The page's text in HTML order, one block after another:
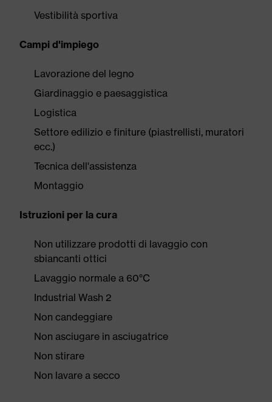
Vestibilità sportiva
Campi d'impiego
Lavorazione del legno
Giardinaggio e paesaggistica
Logistica
Settore edilizio e finiture (piastrellisti, muratori
ecc.)
Tecnica dell'assistenza
Montaggio
Istruzioni per la cura
Non utilizzare prodotti di lavaggio con
sbiancanti ottici
Lavaggio normale a 60°C
Industrial Wash 2
Non candeggiare
Non asciugare in asciugatrice
Non stirare
Non lavare a secco